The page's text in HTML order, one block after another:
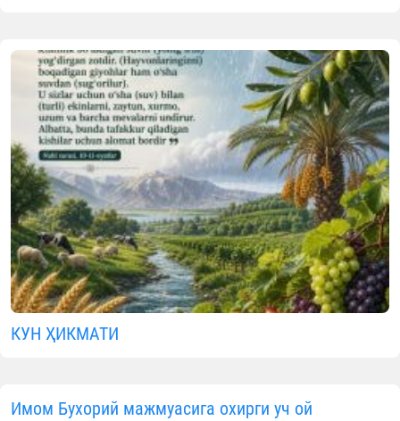
КУН ҲИКМАТИ
Имом Бухорий мажмуасига охирги уч ой